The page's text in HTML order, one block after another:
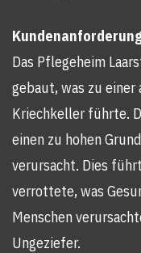
Das Pflegeheim
gebaut, was zu einer
Kriechkeller führte.
einen zu hohen
verursacht. Dies
verrottete, was
Menschen
Ungeziefer.